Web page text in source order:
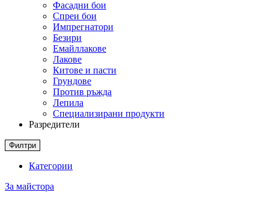
Фасадни бои
Спреи бои
Импрегнатори
Безири
Емайллакове
Лакове
Китове и пасти
Грундове
Против ръжда
Лепила
Специализирани продукти
Разредители
Филтри
Категории
За майстора